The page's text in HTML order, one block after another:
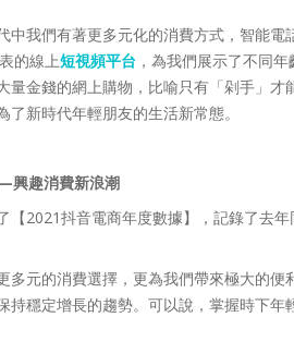
中我們有著更多元化的消費方式，智能
的線上短視頻平台 ，為我們展示了不同
量金錢的網上購物，比喻只有「剁手」
新時代年輕朋友的生活新常態。
興趣消費新浪潮
【2021抖音電商年度數據】，記錄了去
多元的消費選擇，更為我們帶來極大的
持穩定增長的趨勢。可以說，掌握時下